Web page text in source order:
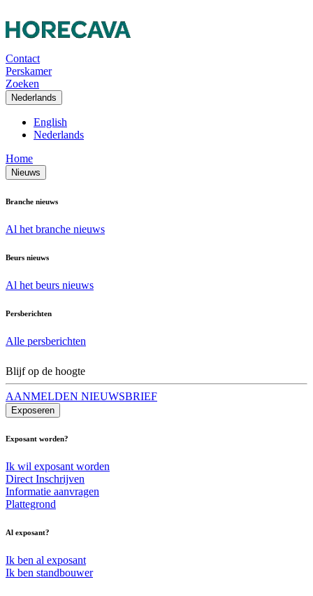
Contact
Perskamer
Zoeken
Nederlands
English
Nederlands
Home
Nieuws
Branche nieuws
Al het branche nieuws
Beurs nieuws
Al het beurs nieuws
Persberichten
Alle persberichten
Blijf op de hoogte
AANMELDEN NIEUWSBRIEF
Exposeren
Exposant worden?
Ik wil exposant worden
Direct Inschrijven
Informatie aanvragen
Plattegrond
Al exposant?
Ik ben al exposant
Ik ben standbouwer